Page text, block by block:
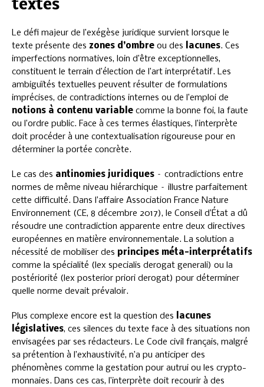
textes
Le défi majeur de l’exégèse juridique survient lorsque le
texte présente des zones d’ombre ou des lacunes. Ces
imperfections normatives, loin d’être exceptionnelles,
constituent le terrain d’élection de l’art interprétatif. Les
ambiguïtés textuelles peuvent résulter de formulations
imprécises, de contradictions internes ou de l’emploi de
notions à contenu variable comme la bonne foi, la faute
ou l’ordre public. Face à ces termes élastiques, l’interprète
doit procéder à une contextualisation rigoureuse pour en
déterminer la portée concrète.
Le cas des antinomies juridiques – contradictions entre
normes de même niveau hiérarchique – illustre parfaitement
cette difficulté. Dans l’affaire Association France Nature
Environnement (CE, 8 décembre 2017), le Conseil d’État a dû
résoudre une contradiction apparente entre deux directives
européennes en matière environnementale. La solution a
nécessité de mobiliser des principes méta-interprétatifs
comme la spécialité (lex specialis derogat generali) ou la
postériorité (lex posterior priori derogat) pour déterminer
quelle norme devait prévaloir.
Plus complexe encore est la question des
lacunes
législatives, ces silences du texte face à des situations non
envisagées par ses rédacteurs. Le Code civil français, malgré
sa prétention à l’exhaustivité, n’a pu anticiper des
phénomènes comme la gestation pour autrui ou les crypto-
monnaies. Dans ces cas, l’interprète doit recourir à des